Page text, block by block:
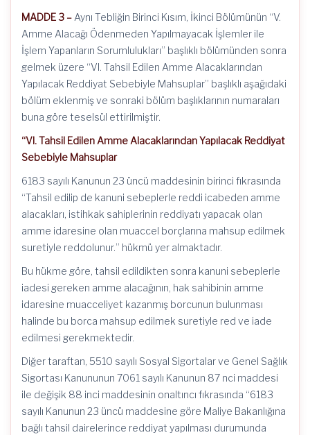
MADDE 3 – Aynı Tebliğin Birinci Kısım, İkinci Bölümünün “V.
Amme Alacağı Ödenmeden Yapılmayacak İşlemler ile
İşlem Yapanların Sorumlulukları” başlıklı bölümünden sonra
gelmek üzere “VI. Tahsil Edilen Amme Alacaklarından
Yapılacak Reddiyat Sebebiyle Mahsuplar” başlıklı aşağıdaki
bölüm eklenmiş ve sonraki bölüm başlıklarının numaraları
buna göre teselsül ettirilmiştir.
“VI. Tahsil Edilen Amme Alacaklarından Yapılacak Reddiyat
Sebebiyle Mahsuplar
6183 sayılı Kanunun 23 üncü maddesinin birinci fıkrasında
“Tahsil edilip de kanuni sebeplerle reddi icabeden amme
alacakları, istihkak sahiplerinin reddiyatı yapacak olan
amme idaresine olan muaccel borçlarına mahsup edilmek
suretiyle reddolunur.” hükmü yer almaktadır.
Bu hükme göre, tahsil edildikten sonra kanuni sebeplerle
iadesi gereken amme alacağının, hak sahibinin amme
idaresine muacceliyet kazanmış borcunun bulunması
halinde bu borca mahsup edilmek suretiyle red ve iade
edilmesi gerekmektedir.
Diğer taraftan, 5510 sayılı Sosyal Sigortalar ve Genel Sağlık
Sigortası Kanununun 7061 sayılı Kanunun 87 nci maddesi
ile değişik 88 inci maddesinin onaltıncı fıkrasında “6183
sayılı Kanunun 23 üncü maddesine göre Maliye Bakanlığına
bağlı tahsil dairelerince reddiyat yapılması durumunda